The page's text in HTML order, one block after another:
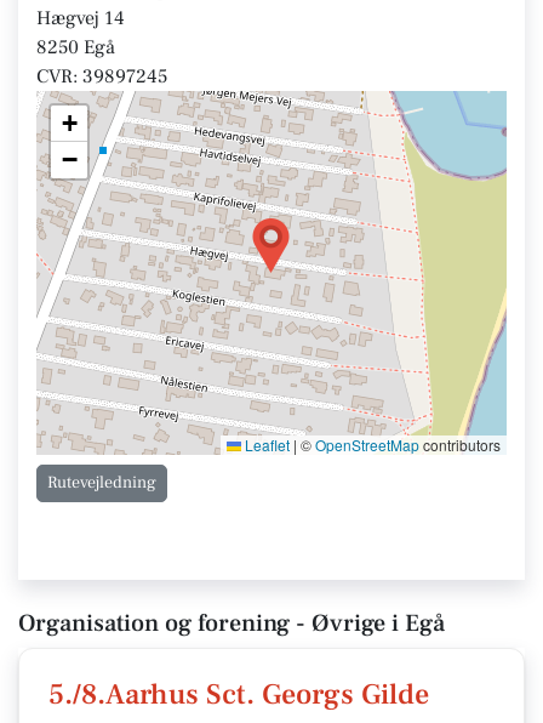
Hægvej 14
8250 Egå
CVR: 39897245
+
−
Leaflet | ©OpenStreetMapcontributors
Rutevejledning
Organisation og forening - Øvrige i Egå
5./8.Aarhus Sct. Georgs Gilde